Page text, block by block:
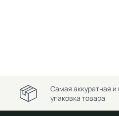
Самая аккуратная
упаковка товара